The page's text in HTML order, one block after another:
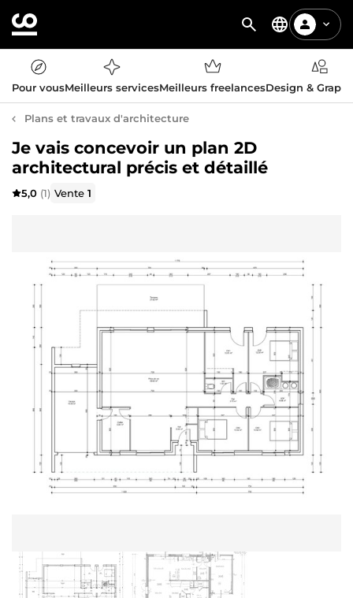
Pour vousMeilleurs servicesMeilleurs freelancesDesign &
Plans et travaux d'architecture
Je vais concevoir un plan 2D
architectural précis et détaillé
5,0 (1) Vente1